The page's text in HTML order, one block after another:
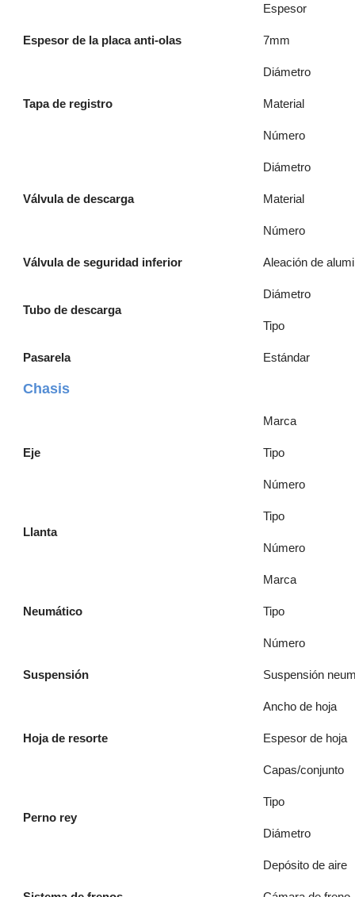
Espesor
Espesor de la placa anti-olas 7mm
Tapa de registro
Diámetro
Material
Número
Válvula de descarga
Diámetro
Material
Número
Válvula de seguridad inferior Aleación de
Tubo de descarga
Diámetro
Tipo
Pasarela Estándar
Chasis
Eje
Marca
Tipo
Número
Llanta
Tipo
Número
Neumático
Marca
Tipo
Número
Suspensión Suspensión
Hoja de resorte
Ancho de hoja
Espesor de hoja
Capas/conjunto
Perno rey
Tipo
Diámetro
Depósito de aire